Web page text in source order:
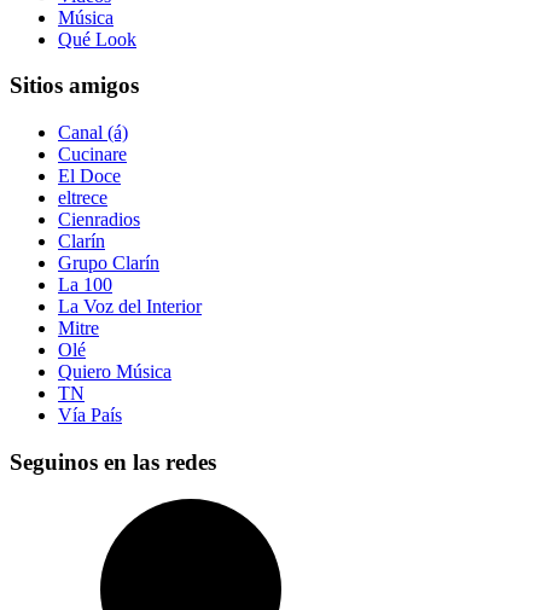
Música
Qué Look
Sitios amigos
Canal (á)
Cucinare
El Doce
eltrece
Cienradios
Clarín
Grupo Clarín
La 100
La Voz del Interior
Mitre
Olé
Quiero Música
TN
Vía País
Seguinos en las redes